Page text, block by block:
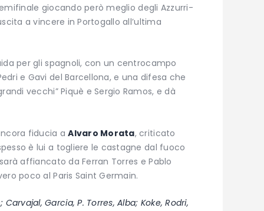
giocando però meglio degli Azzurri-
a vincere in Portogallo all’ultima
per gli spagnoli, con un centrocampo
e Gavi del Barcellona, e una difesa che
vecchi” Piquè e Sergio Ramos, e dà
fiducia aAlvaro Morata, criticato
è lui a togliere le castagne dal fuoco
affiancato da Ferran Torres e Pablo
poco al Paris Saint Germain.
Carvajal, Garcia, P. Torres, Alba; Koke, Rodri,